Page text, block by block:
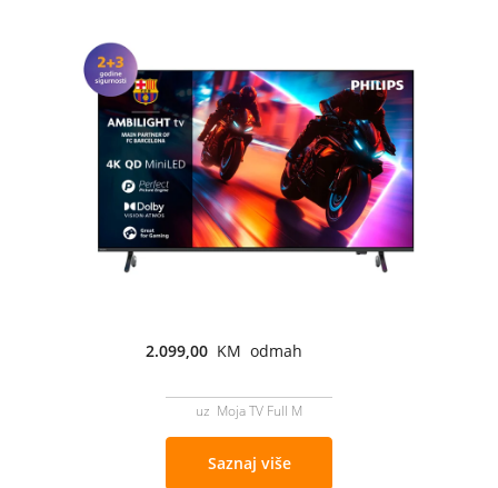
2.099,00 KM odmah
uz Moja TV Full M
Saznaj više